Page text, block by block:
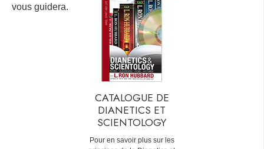
vous guidera.
CATALOGUE DE
DIANETICS ET
SCIENTOLOGY
Pour en savoir plus sur les